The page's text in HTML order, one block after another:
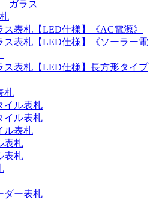
ガラス
ス表札【LED仕様】《AC電源》
ス表札【LED仕様】《ソーラー電
ス表札【LED仕様】長方形タイプ
札
イル表札
イル表札
ル表札
表札
表札
ー表札